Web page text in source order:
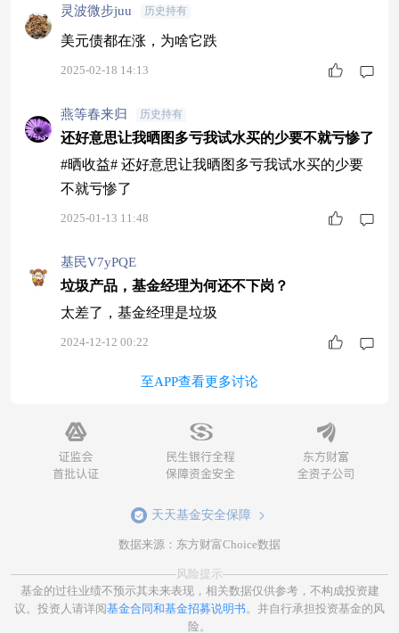
灵波微步juu 历史持有
美元债都在涨，为啥它跌
2025-02-18 14:13
燕等春来归 历史持有
还好意思让我晒图多亏我试水买的少要不就亏惨了
#晒收益# 还好意思让我晒图多亏我试水买的少要
不就亏惨了
2025-01-13 11:48
基民V7yPQE
垃圾产品，基金经理为何还不下岗？
太差了，基金经理是垃圾
2024-12-12 00:22
至APP查看更多讨论
天天基金安全保障
数据来源：东方财富Choice数据
风险提示
基金的过往业绩不预示其未来表现，相关数据仅供参考，不构成投资建
议。投资人请详阅基金合同和基金招募说明书。并自行承担投资基金的风
险。